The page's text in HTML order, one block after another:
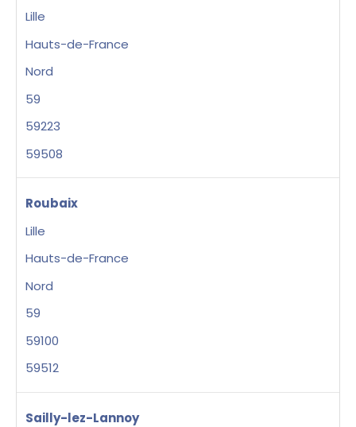
Lille
Hauts-de-France
Nord
59
59223
59508
Roubaix
Lille
Hauts-de-France
Nord
59
59100
59512
Sailly-lez-Lannoy